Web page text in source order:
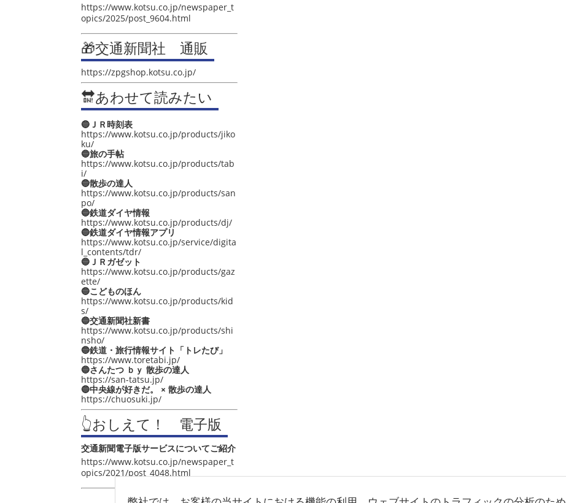
https://www.kotsu.co.jp/newspaper_t
opics/2025/post_9604.html
🎁交通新聞社 通販
https://zpgshop.kotsu.co.jp/
🔛あわせて読みたい
🔵ＪＲ時刻表
https://www.kotsu.co.jp/products/jiko
ku/
🔵旅の手帖
https://www.kotsu.co.jp/products/tab
i/
🔵散歩の達人
https://www.kotsu.co.jp/products/san
po/
🔵鉄道ダイヤ情報
https://www.kotsu.co.jp/products/dj/
🔵鉄道ダイヤ情報アプリ
https://www.kotsu.co.jp/service/digita
l_contents/tdr/
🔵ＪＲガゼット
https://www.kotsu.co.jp/products/gaz
ette/
🔵こどものほん
https://www.kotsu.co.jp/products/kid
s/
🔵交通新聞社新書
https://www.kotsu.co.jp/products/shi
nsho/
🔵鉄道・旅行情報サイト「トレたび」
https://www.toretabi.jp/
🔵さんたつ ｂｙ 散歩の達人
https://san-tatsu.jp/
🔵中央線が好きだ。 × 散歩の達人
https://chuosuki.jp/
👆おしえて！ 電子版
交通新聞電子版サービスについてご紹介
https://www.kotsu.co.jp/newspaper_t
opics/2021/post_4048.html